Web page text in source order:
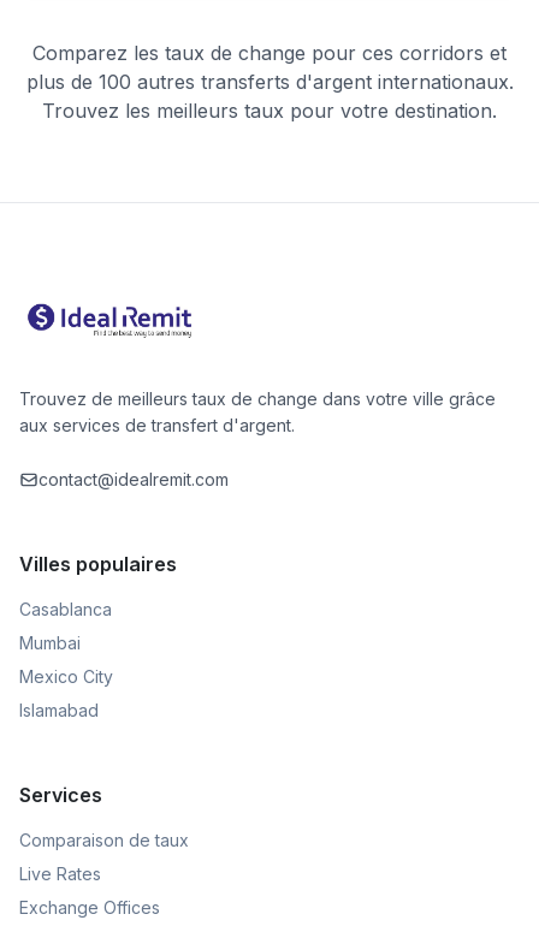
Comparez les taux de change pour ces corridors et
plus de 100 autres transferts d'argent internationaux.
Trouvez les meilleurs taux pour votre destination.
Trouvez de meilleurs taux de change dans votre ville grâce
aux services de transfert d'argent.
contact@idealremit.com
Villes populaires
Casablanca
Mumbai
Mexico City
Islamabad
Services
Comparaison de taux
Live Rates
Exchange Offices